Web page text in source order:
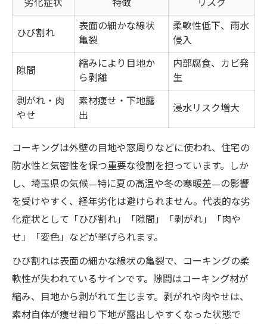
強すぎる色を避けるべき理由と注意点
周囲の住宅と調和するコーキング色選定術
コーキング寿命を知り適切な時期を判断
コーキングの寿命年数と目安早見表
築年数とコーキング交換時期の関係性
外壁コーキング寿命を延ばすコツ
劣化症状別・修繕タイミング判定法
打ち替えと増し打ちの違いと判断基準
費用の目安と安さに惑わされない選び方
コーキング補修費用相場と費用比較表
1m単価から住宅全体の概算費用を知る
安すぎる見積もりに潜む注意点
コーキングやり直し費用の内訳をチェック
埼玉県でコーキング補修を成功させる秘訣
埼玉県で依頼しやすいコーキング業者比較
劣化症状 特徴
リスク
ひび割れ
表面の細かな線状
亀裂
柔軟性低下、雨水
侵入
隙間
縮みにより目地か
ら剥離
内部腐食、カビ発
生
剥がれ・肉
やせ
素材痩せ・下地露
出
浸水リスク増大
コーキングは外壁の目地や窓周りなどに使われ、住宅の
防水性と気密性を保つ重要な役割を担っています。しか
し、埼玉県の気候—特に夏の高温や冬の寒暖差—の影響
を受けやすく、経年劣化は避けられません。代表的な劣
化症状として「ひび割れ」「隙間」「剥がれ」「肉や
せ」「変色」などが挙げられます。
ひび割れは表面の細かな線状の亀裂で、コーキングの柔
軟性が失われているサインです。隙間はコーキング材が
縮み、目地から剥がれて生じます。剥がれや肉やせは、
素材自体が痩せ細り下地が露出しやすくなった状態で